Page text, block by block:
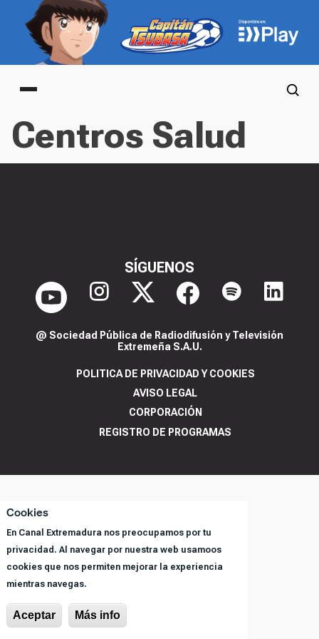
Cookies
En Canal Extremadura nos preocupamos por tu
privacidad. Al navegar por nuestra web usamoos
cookies que nos permiten mejorar la experiencia
mientras navegas.
Aceptar Más info
Main menu
Centros Salud
SÍGUENOS
@ Sociedad Pública de Radiodifusión y Televisión
Extremeña S.A.U.
POLITICA DE PRIVACIDAD Y COOKIES
AVISO LEGAL
CORPORACIÓN
REGISTRO DE PROGRAMAS